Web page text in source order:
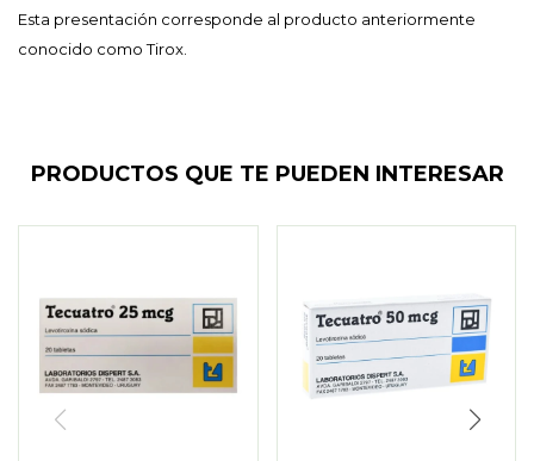
Esta presentación corresponde al producto anteriormente
conocido como Tirox.
PRODUCTOS QUE TE PUEDEN INTERESAR